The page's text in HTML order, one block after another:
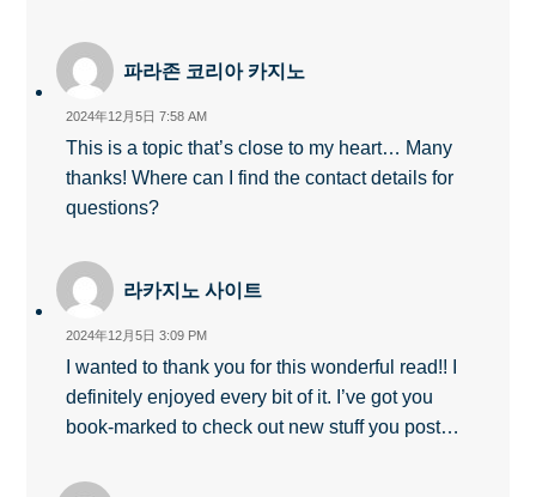
파라존 코리아 카지노
2024年12月5日 7:58 AM
This is a topic that’s close to my heart… Many
thanks! Where can I find the contact details for
questions?
라카지노 사이트
2024年12月5日 3:09 PM
I wanted to thank you for this wonderful read!! I
definitely enjoyed every bit of it. I’ve got you
book-marked to check out new stuff you post…